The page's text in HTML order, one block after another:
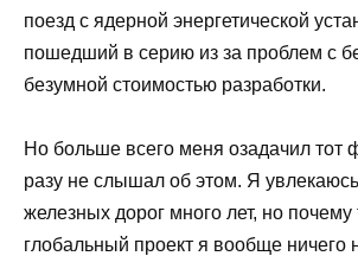
поезд с ядерной энергетической
пошедший в серию из за проблем с
безумной стоимостью разработки.
Но больше всего меня озадачил тот
разу не слышал об этом. Я
железных дорог много лет, но почему
глобальный проект я вообще ничего